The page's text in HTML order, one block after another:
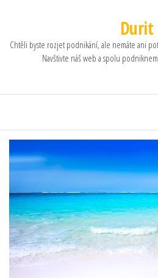
Durit
Chtěli byste rozjet podnikání, ale nemáte ani
Navštivte náš web a spolu